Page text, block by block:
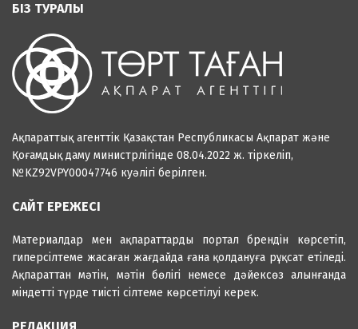
БІЗ ТУРАЛЫ
Ақпараттық агенттік Қазақстан Республикасы Ақпарат және
Қоғамдық даму министрлігінде 08.04.2022 ж. тіркеліп,
№KZ92VPY00047746 куәлігі берілген.
САЙТ ЕРЕЖЕСІ
Материалдар мен ақпараттарды портал брендін көрсетіп,
гиперсілтеме жасаған жағдайда ғана қолдануға рұқсат етіледі.
Ақпараттан мәтін, мәтін бөлігі немесе дәйексөз алынғанда
міндетті түрде тиісті сілтеме көрсетілуі керек.